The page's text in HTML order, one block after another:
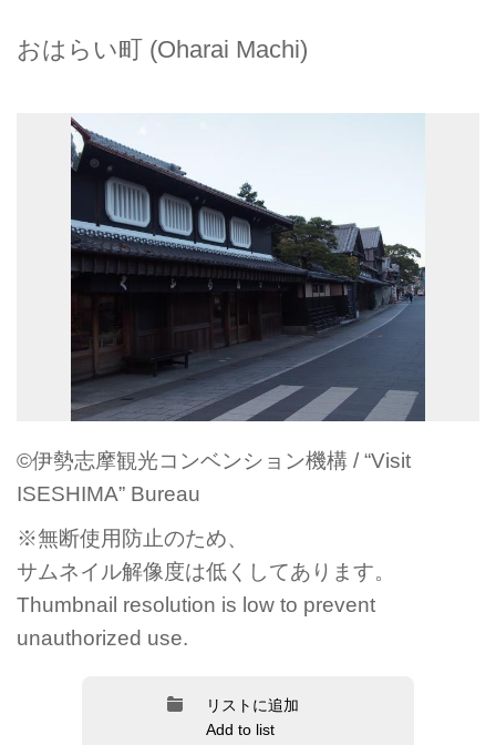
おはらい町 (Oharai Machi)
©伊勢志摩観光コンベンション機構 / “Visit
ISESHIMA” Bureau
※無断使用防止のため、
サムネイル解像度は低くしてあります。
Thumbnail resolution is low to prevent
unauthorized use.
リストに追加
Add to list